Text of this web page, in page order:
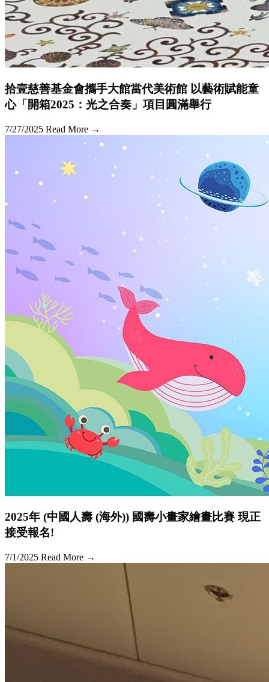
拾壹慈善基金會攜手大館當代美術館 以藝術賦能童
心「開箱2025：光之合奏」項目圓滿舉行
7/27/2025 Read More →
2025年 (中國人壽 (海外)) 國壽小畫家繪畫比賽 現正
接受報名!
7/1/2025 Read More →